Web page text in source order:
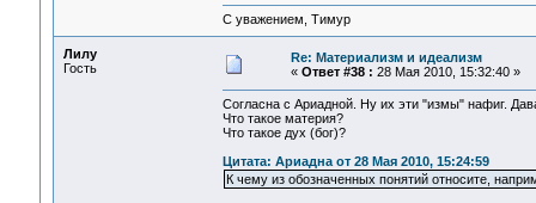
С уважением, Тимур
Лилу
Гость
Re: Материализм и идеализм
« Ответ #38 : 28 Мая 2010, 15:32:40 »
Согласна с Ариадной. Ну их эти "измы" нафиг.
Что такое материя?
Что такое дух (бог)?
Цитата: Ариадна от 28 Мая 2010, 15:24:59
К чему из обозначенных понятий относите,